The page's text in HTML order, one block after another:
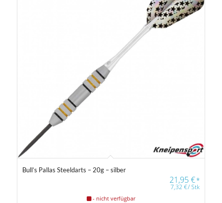
Bull’s Pallas Steeldarts – 20g – silber
21,95€*
7,32€/Stk
- nicht verfügbar